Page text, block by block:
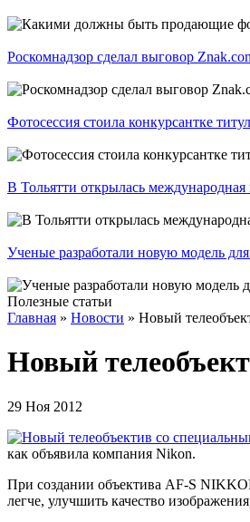
Роскомнадзор сделал выговор
Фотосессия стоила конкурсантке
В Тольятти открылась международная
Ученые разработали новую модель
Полезные статьи
Главная » Новости » Новый
Новый
29 Ноя 2012
как объявила компания Nikon.
При создании объектива AF-S
легче, улучшить качество